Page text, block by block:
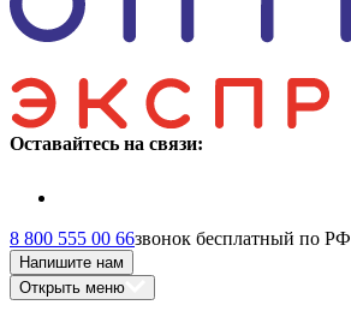
Оставайтесь на связи:
8 800 555 00 66звонок бесплатный по РФ
Напишите нам
Открыть меню